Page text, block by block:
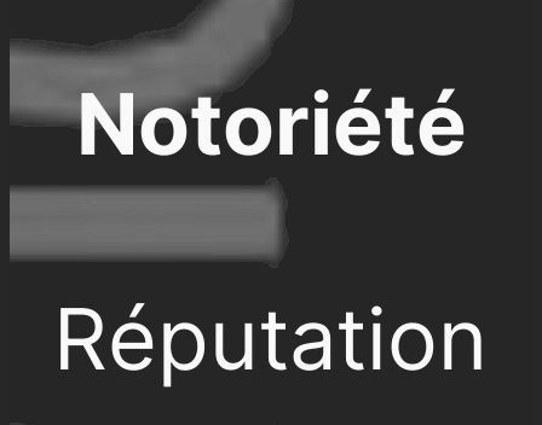
Notoriété
Réputation